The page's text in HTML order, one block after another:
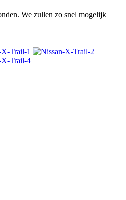
We zullen zo snel mogelijk